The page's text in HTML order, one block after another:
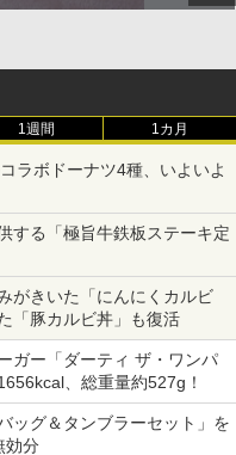
1週間 1カ月
ラボドーナツ4種、いよいよ
する「極旨牛鉄板ステーキ定
がきいた「にんにくカルビ
「豚カルビ丼」も復活
ガー「ダーティ ザ・ワンパ
、総重量約527g！
ッグ＆タンブラーセット」を
効分